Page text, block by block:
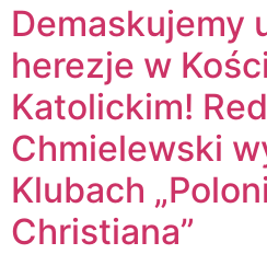
Demaskujemy
herezje w
Katolickim!
Chmielewski
Klubach
Christiana”